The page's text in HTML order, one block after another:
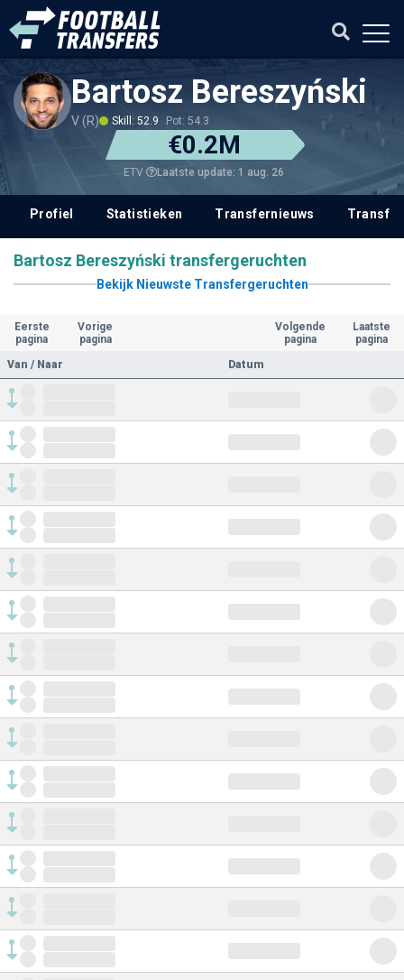
Bartosz Bereszyński
V (R) Skill: 52.9 Pot: 54.3
€0.2M
ETV Laatste update: 1 aug. 26
Profiel Statistieken Transfernieuws
Bartosz Bereszyński transfergeruchten
Bekijk Nieuwste Transfergeruchten
Eerste
pagina
Vorige
pagina
Volgende
pagina
Laatste
pagina
Van / Naar
Datum